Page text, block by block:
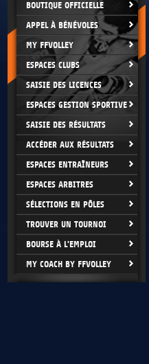
BOUTIQUE OFFICIELLE
APPEL À BÉNÉVOLES
MY FFVOLLEY
ESPACES CLUBS
SAISIE DES LICENCES
ESPACES GESTION SPORTIVE
SAISIE DES RÉSULTATS
ACCÉDER AUX RÉSULTATS
ESPACES ENTRAÎNEURS
ESPACES ARBITRES
SÉLECTIONS EN PÔLES
TROUVER UN TOURNOI
BOURSE À L'EMPLOI
MY COACH BY FFVOLLEY